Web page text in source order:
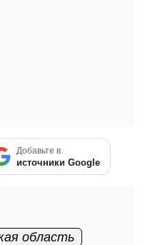
Добавьте в
источники Google
область